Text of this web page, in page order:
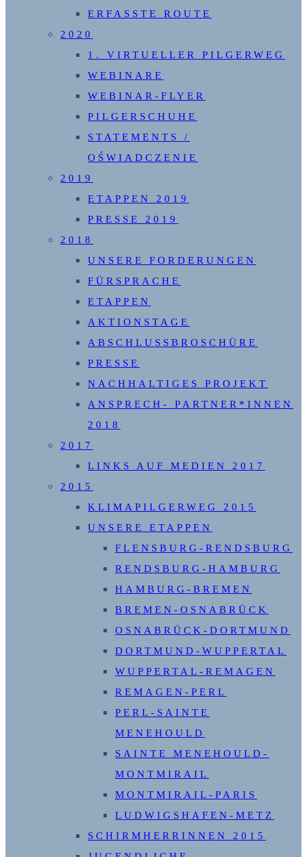
ERFASSTE ROUTE
2020
1. VIRTUELLER PILGERWEG
WEBINARE
WEBINAR-FLYER
PILGERSCHUHE
STATEMENTS /
OŚWIADCZENIE
2019
ETAPPEN 2019
PRESSE 2019
2018
UNSERE FORDERUNGEN
FÜRSPRACHE
ETAPPEN
AKTIONSTAGE
ABSCHLUSSBROSCHÜRE
PRESSE
NACHHALTIGES PROJEKT
ANSPRECH- PARTNER*INNEN
2018
2017
LINKS AUF MEDIEN 2017
2015
KLIMAPILGERWEG 2015
UNSERE ETAPPEN
FLENSBURG-RENDSBURG
RENDSBURG-HAMBURG
HAMBURG-BREMEN
BREMEN-OSNABRÜCK
OSNABRÜCK-DORTMUND
DORTMUND-WUPPERTAL
WUPPERTAL-REMAGEN
REMAGEN-PERL
PERL-SAINTE
MENEHOULD
SAINTE MENEHOULD-
MONTMIRAIL
MONTMIRAIL-PARIS
LUDWIGSHAFEN-METZ
SCHIRMHERRINNEN 2015